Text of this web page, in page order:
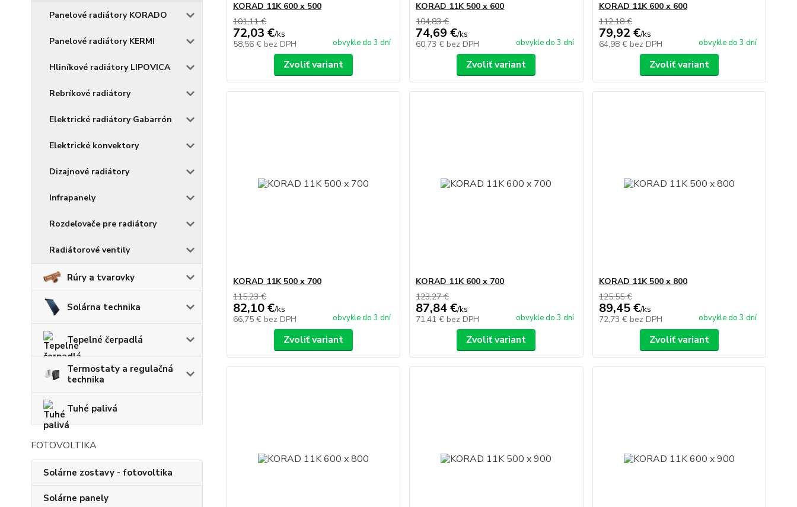
Panelové radiátory KORADO
Panelové radiátory KERMI
Hliníkové radiátory LIPOVICA
Rebríkové radiátory
Elektrické radiátory Gabarrón
Elektrické konvektory
Dizajnové radiátory
Infrapanely
Rozdeľovače pre radiátory
Radiátorové ventily
Rúry a tvarovky
Solárna technika
Tepelné čerpadlá
Termostaty a regulačná
technika
Tuhé palivá
FOTOVOLTIKA
Solárne zostavy - fotovoltika
Solárne panely
KORAD 11K 600 x 500
101,11 €
72,03 €/ks
58,56 € bez DPH obvykle do 3 dní
Zvoliť variant
KORAD 11K 500 x 600
104,83 €
74,69 €/ks
60,73 € bez DPH obvykle do 3 dní
Zvoliť variant
KORAD 11K 600 x 600
112,18 €
79,92 €/ks
64,98 € bez DPH obvykle do 3 dní
Zvoliť variant
KORAD 11K 500 x 700
115,23 €
82,10 €/ks
66,75 € bez DPH obvykle do 3 dní
Zvoliť variant
KORAD 11K 600 x 700
123,27 €
87,84 €/ks
71,41 € bez DPH obvykle do 3 dní
Zvoliť variant
KORAD 11K 500 x 800
125,55 €
89,45 €/ks
72,73 € bez DPH obvykle do 3 dní
Zvoliť variant